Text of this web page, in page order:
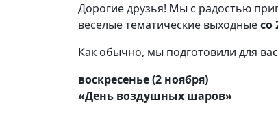
Дорогие друзья! Мы с радостью
веселые тематические выходныесо
Как обычно, мы подготовили для
воскресенье (2 ноября)
«День воздушных шаров»